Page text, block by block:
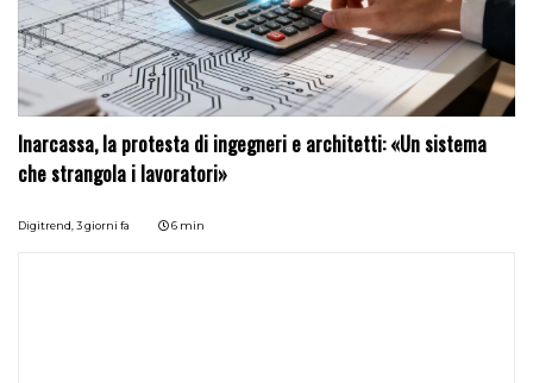
Inarcassa, la protesta di ingegneri e architetti: «Un sistema
che strangola i lavoratori»
Digitrend,3 giorni fa 6 min